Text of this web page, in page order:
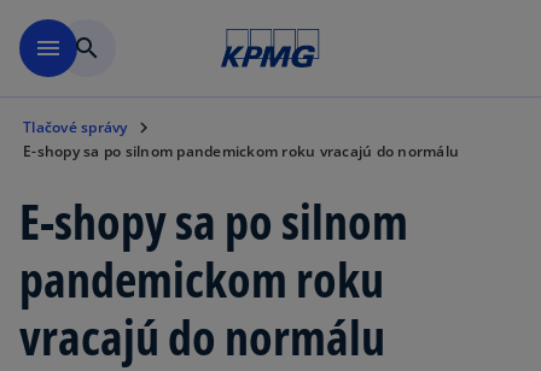
menu search
Tlačové správy
E-shopy sa po silnom pandemickom roku vracajú do normálu
E-shopy sa po silnom
pandemickom roku
vracajú do normálu